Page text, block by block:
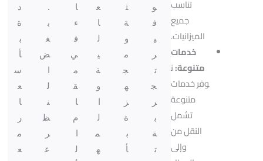
تناسب
جميع
الميزانيات.
خدمات
متنوعة:ن
وفر خدمات
متنوعة
تشمل
النقل من
وإلى
و
ف
ي
ر
ت
ج
ر
ب
ة
ت
ث
ة
و
م
ج
ه
ز
ة
ب
أ
ع
ا
ل
ي
ة
و
ل
م
ه
ا
ء
ف
ي
م
ق
ا
م
ل
.
ب
غ
ض
ل
ن
ظ
ر
ع
د
ة
ب
أ
س
ع
ا
ر
م
ع